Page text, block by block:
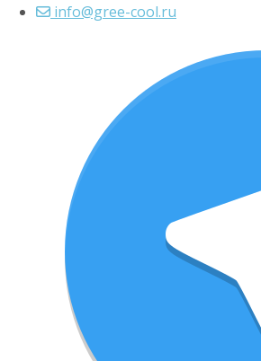
info@gree-cool.ru